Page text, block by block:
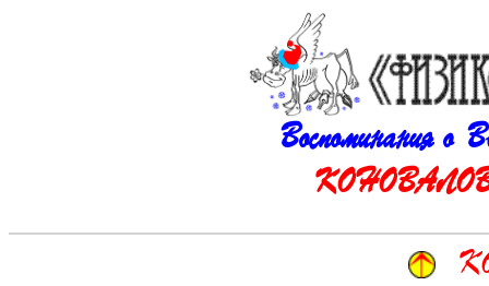
Воспоминания
КОНОВАЛОВЕ